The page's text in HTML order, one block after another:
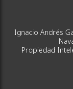
Ignacio Andrés
Propiedad